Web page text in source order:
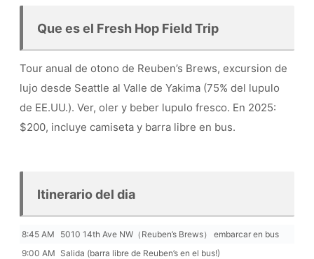
Que es el Fresh Hop Field Trip
Tour anual de otono de Reuben’s Brews, excursion de
lujo desde Seattle al Valle de Yakima (75% del lupulo
de EE.UU.). Ver, oler y beber lupulo fresco. En 2025:
$200, incluye camiseta y barra libre en bus.
Itinerario del dia
8:45 AM
5010 14th Ave NW（Reuben’s Brews） embarcar en bus
9:00 AM Salida (barra libre de Reuben’s en el bus!)